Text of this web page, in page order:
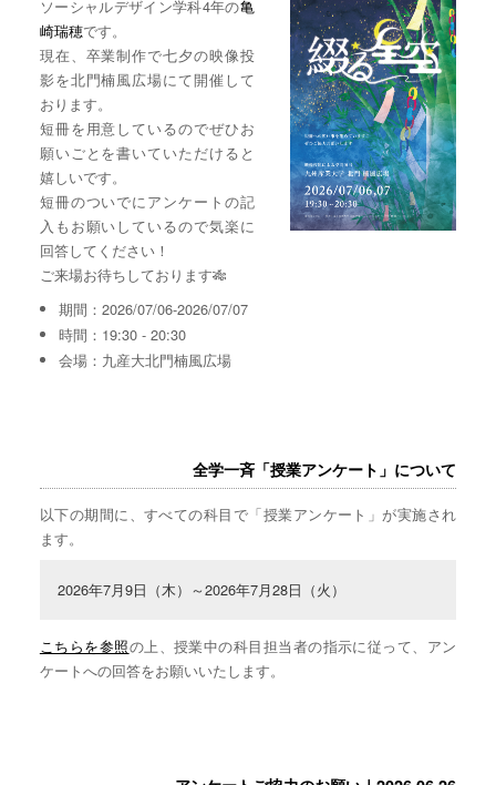
ソーシャルデザイン学科4年の亀
崎瑞穂です。
現在、卒業制作で七夕の映像投
影を北門楠風広場にて開催して
おります。
短冊を用意しているのでぜひお
願いごとを書いていただけると
嬉しいです。
短冊のついでにアンケートの記
入もお願いしているので気楽に
回答してください！
ご来場お待ちしております🎋
期間：2026/07/06-2026/07/07
時間：19:30 - 20:30
会場：九産大北門楠風広場
全学一斉「授業アンケート」について
以下の期間に、すべての科目で「授業アンケート」が実施され
ます。
2026年7月9日（木）～2026年7月28日（火）
こちらを参照の上、授業中の科目担当者の指示に従って、アン
ケートへの回答をお願いいたします。